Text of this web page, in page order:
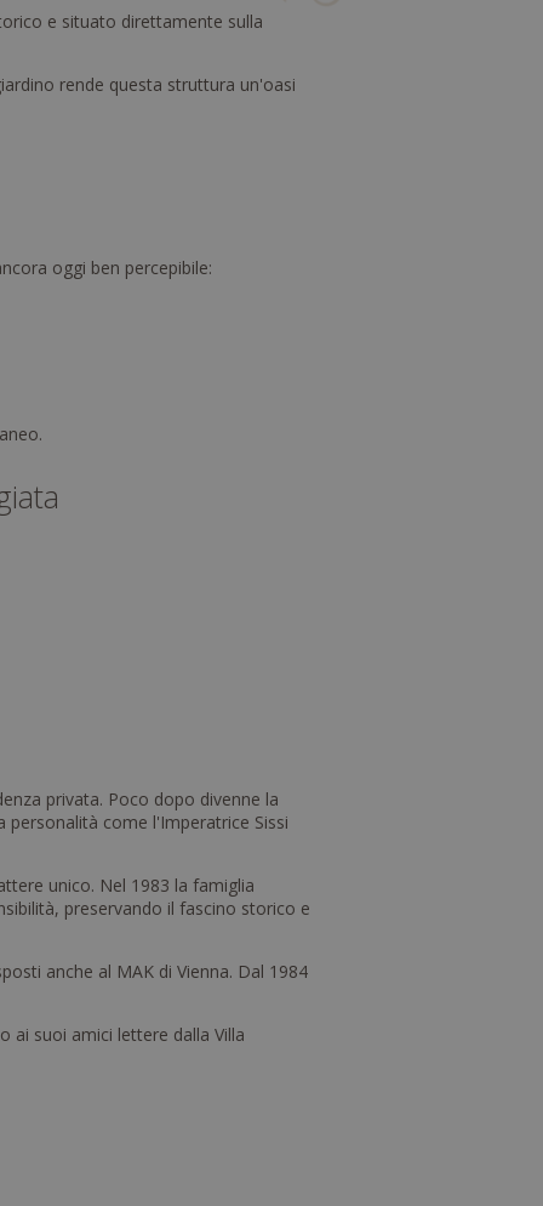
e situato direttamente sulla
rende questa struttura un'oasi
oggi ben percepibile:
privata. Poco dopo divenne la
personalità come l'Imperatrice Sissi
unico. Nel 1983 la famiglia
preservando il fascino storico e
anche al MAK di Vienna. Dal 1984
ai suoi amici lettere dalla Villa